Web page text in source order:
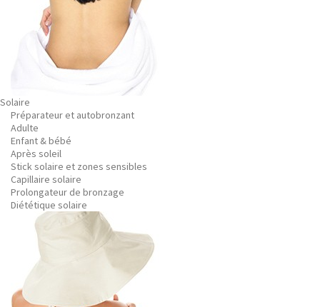
Solaire
Préparateur et autobronzant
Adulte
Enfant & bébé
Après soleil
Stick solaire et zones sensibles
Capillaire solaire
Prolongateur de bronzage
Diététique solaire